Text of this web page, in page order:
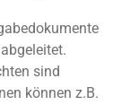
sind
können z.B.